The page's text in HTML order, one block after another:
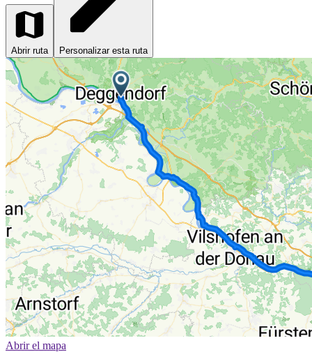
Abrir ruta Personalizar esta ruta
Abrir el mapa